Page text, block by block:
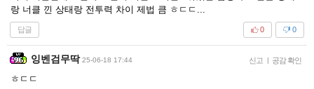
랑 너클 낀 상태랑 전투력 차이 제법 큼 ㅎㄷㄷ...
답글 0
0
잉벤검무딱 25-06-18 17:44 신고 | 공감 확인
ㅎㄷㄷ